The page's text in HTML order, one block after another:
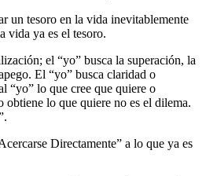
un tesoro en la vida inevitablemente
vida ya es el tesoro.
el “yo” busca la superación, la
El “yo” busca claridad o
“yo” lo que cree que quiere o
obtiene lo que quiere no es el dilema.
Directamente” a lo que ya es